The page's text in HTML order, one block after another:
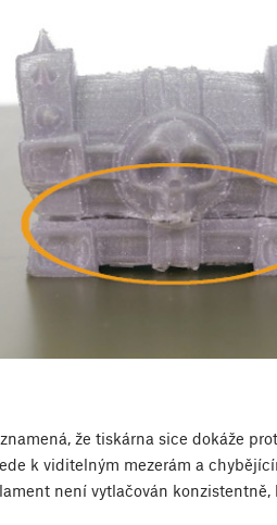
že tiskárna sice dokáže
k viditelným mezerám a
není vytlačován konzistentně,